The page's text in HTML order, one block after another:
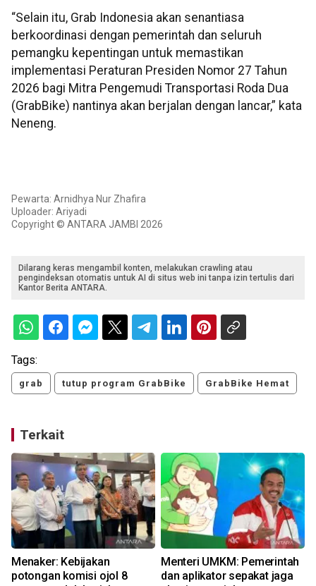
“Selain itu, Grab Indonesia akan senantiasa
berkoordinasi dengan pemerintah dan seluruh
pemangku kepentingan untuk memastikan
implementasi Peraturan Presiden Nomor 27 Tahun
2026 bagi Mitra Pengemudi Transportasi Roda Dua
(GrabBike) nantinya akan berjalan dengan lancar,” kata
Neneng.
Pewarta: Arnidhya Nur Zhafira
Uploader: Ariyadi
Copyright © ANTARA JAMBI 2026
Dilarang keras mengambil konten, melakukan crawling atau
pengindeksan otomatis untuk AI di situs web ini tanpa izin tertulis dari
Kantor Berita ANTARA.
Tags:
grab tutup program GrabBike GrabBike Hemat
Terkait
Menaker: Kebijakan
potongan komisi ojol 8
Menteri UMKM: Pemerintah
dan aplikator sepakat jaga